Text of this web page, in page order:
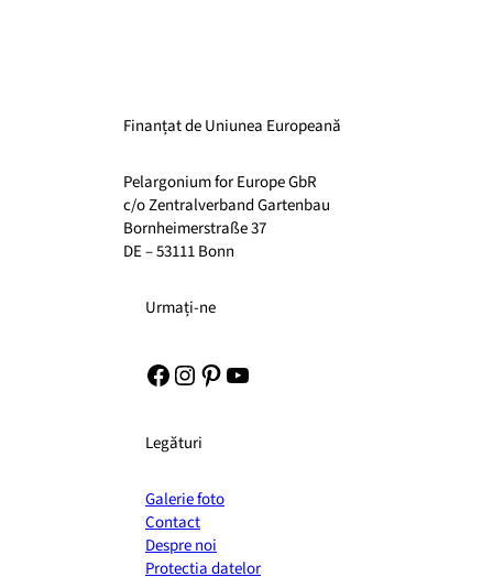
Finanțat de Uniunea Europeană
Pelargonium for Europe GbR
c/o Zentralverband Gartenbau
Bornheimerstraße 37
DE – 53111 Bonn
Urmați-ne
Facebook
Instagram
Pinterest
YouTube
Legături
Galerie foto
Contact
Despre noi
Protectia datelor